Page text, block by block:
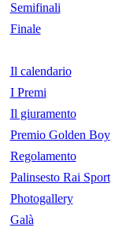
Semifinali
Finale
Il calendario
I Premi
Il giuramento
Premio Golden Boy
Regolamento
Palinsesto Rai Sport
Photogallery
Galà